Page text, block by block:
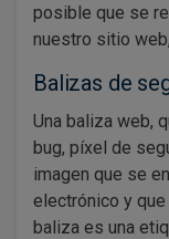
posible que se
nuestro sitio
Balizas de
Una baliza web,
bug, píxel de
imagen que se
electrónico y
baliza es una